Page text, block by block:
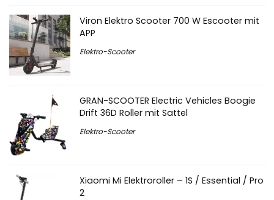
Viron Elektro Scooter 700 W Escooter mit
APP
Elektro-Scooter
GRAN-SCOOTER Electric Vehicles Boogie
Drift 36D Roller mit Sattel
Elektro-Scooter
Xiaomi Mi Elektroroller – 1S / Essential / Pro
2